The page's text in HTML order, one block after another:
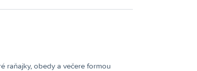
raňajky, obedy a večere formou